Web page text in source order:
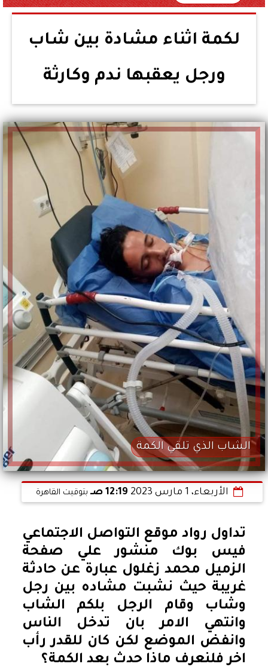
لكمة اثناء مشادة بين شاب
ورجل يعقبها ندم وكارثة
الشاب الذي تلقي الكمة
الأربعاء، 1 مارس 2023 12:19 صـ بتوقيت القاهرة
تداول رواد موقع التواصل الاجتماعي
فيس بوك منشور علي صفحة
الزميل محمد زغلول عبارة عن حادثة
غريبة حيث نشبت مشاده بين رجل
وشاب وقام الرجل بلكم الشاب
وانتهي الامر بان تدخل الناس
وانفض الموضع لكن كان للقدر رأب
اخر فلنعرف ماذا حدث بعد الكمة؟